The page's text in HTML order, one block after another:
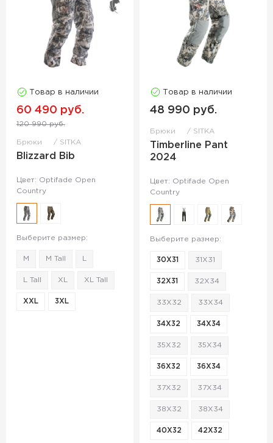
Товар в наличии
60 490 руб.
120 990 руб.
Брюки SITKA
Blizzard Bib
Цвет: Optifade Open
Country
Выберите размер:
M M Tall
L Tall XL XL Tall
XXL 3XL
Товар в наличии
48 990 руб.
Брюки SITKA
Timberline Pant
2024
Цвет: Optifade Open
Country
Выберите размер:
30X31 31X31
32X31 32X34
33X32 33X34
34X32 34X34
35X32 35X34
36X32 36X34
37X32 37X34
38X32 38X34
40X32 42X32